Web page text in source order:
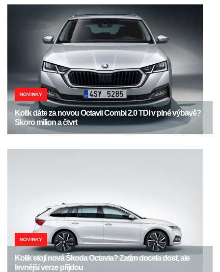
NOVINKY
Kolik dáte za novou Octavii Combi 2.0 TDI v plné výbavě?
Skoro milion a čtvrt
NOVINKY
Kolik stojí nová Škoda Octavia? Zatím docela dost, ale
levnější verze přijdou